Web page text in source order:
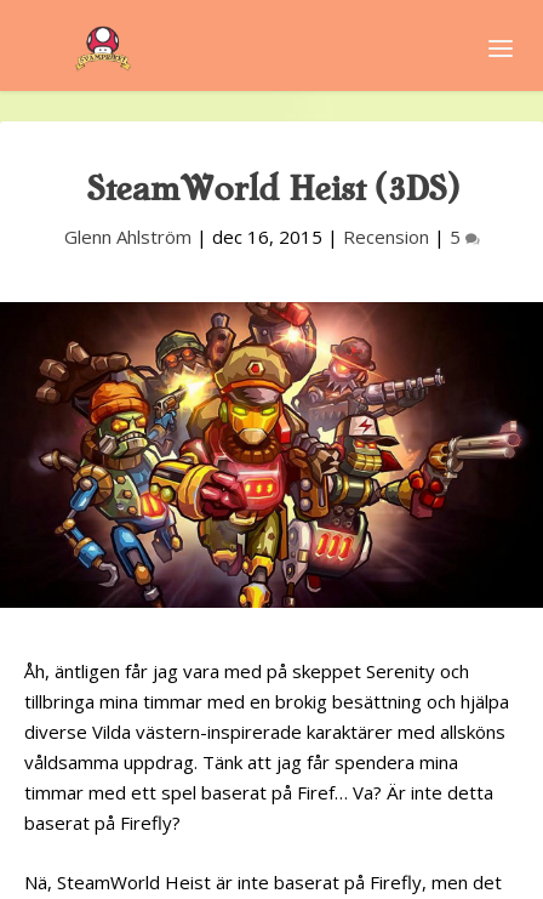
SteamWorld Heist (3DS)
Glenn Ahlström | dec 16, 2015 | Recension | 5
Åh, äntligen får jag vara med på skeppet Serenity och
tillbringa mina timmar med en brokig besättning och hjälpa
diverse Vilda västern-inspirerade karaktärer med allsköns
våldsamma uppdrag. Tänk att jag får spendera mina
timmar med ett spel baserat på Firef… Va? Är inte detta
baserat på Firefly?
Nä, SteamWorld Heist är inte baserat på Firefly, men det